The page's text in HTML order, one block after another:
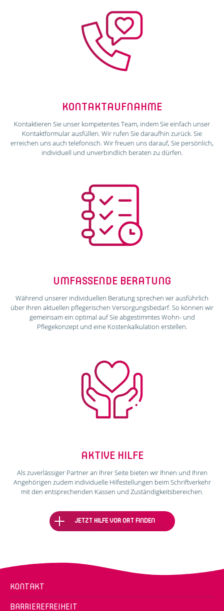
KONTAKTAUFNAHME
Kontaktieren Sie unser kompetentes Team, indem Sie einfach unser
Kontaktformular ausfüllen. Wir rufen Sie daraufhin zurück. Sie
erreichen uns auch telefonisch. Wir freuen uns darauf, Sie persönlich,
individuell und unverbindlich beraten zu dürfen.
UMFASSENDE BERATUNG
Während unserer individuellen Beratung sprechen wir ausführlich
über Ihren aktuellen pflegerischen Versorgungsbedarf. So können wir
gemeinsam ein optimal auf Sie abgestimmtes Wohn- und
Pflegekonzept und eine Kostenkalkulation erstellen.
AKTIVE HILFE
Als zuverlässiger Partner an Ihrer Seite bieten wir Ihnen und Ihren
Angehörigen zudem individuelle Hilfestellungen beim Schriftverkehr
mit den entsprechenden Kassen und Zuständigkeitsbereichen.
JETZT HILFE VOR ORT FINDEN
KONTAKT
BARRIEREFREIHEIT